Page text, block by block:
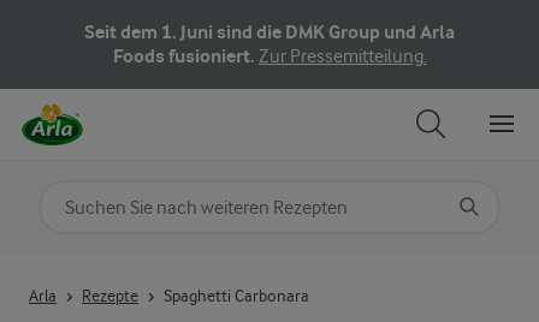
Seit dem 1. Juni sind die DMK Group und Arla
Foods fusioniert. Zur Pressemitteilung.
Arla Rezepte Spaghetti Carbonara
Nach Kategorie suchen